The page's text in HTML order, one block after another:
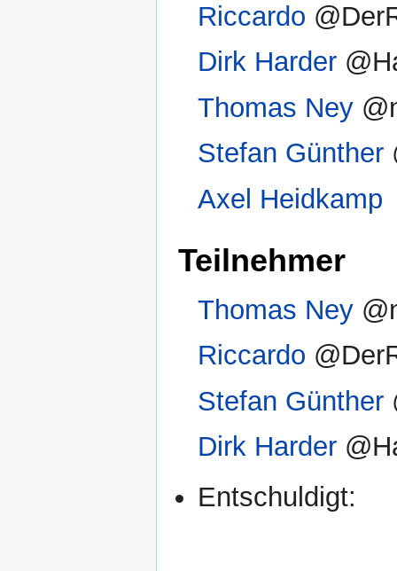
Riccardo
Dirk Harder
Thomas Ney
Stefan Günther
Axel Heidkamp
Teilnehmer
Thomas Ney
Riccardo
Stefan Günther
Dirk Harder
Entschuldigt: